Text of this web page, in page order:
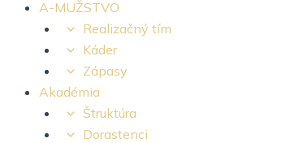
A-MUŽSTVO
Realizačný tím
Káder
Zápasy
Akadémia
Štruktúra
Dorastenci